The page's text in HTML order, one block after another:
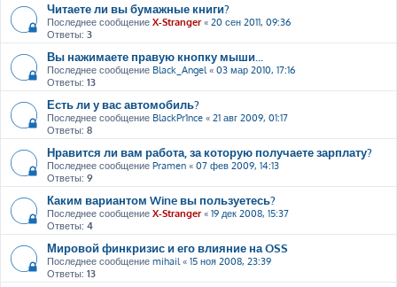
Читаете ли вы бумажные книги?
Последнее сообщение X-Stranger« 20 сен 2011, 09:36
Ответы: 3
Вы нажимаете правую кнопку мыши...
Последнее сообщение Black_Angel« 03 мар 2010, 17:16
Ответы: 13
Есть ли у вас автомобиль?
Последнее сообщение BlackPr1nce « 21 авг 2009, 01:17
Ответы: 8
Нравится ли вам работа, за которую получаете зарплату?
Последнее сообщение Pramen « 07 фев 2009, 14:13
Ответы: 9
Каким вариантом Wine вы пользуетесь?
Последнее сообщение X-Stranger« 19 дек 2008, 15:37
Ответы: 4
Мировой финкризис и его влияние на OSS
Последнее сообщение mihail« 15 ноя 2008, 23:39
Ответы: 13